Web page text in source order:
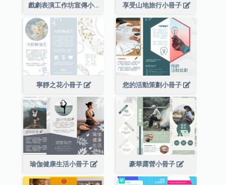
戲劇表演工作坊宣傳小冊子 享受山地旅行小冊子
寧靜之花小冊子 您的活動策劃小冊子
瑜伽健康生活小冊子 豪華露營小冊子